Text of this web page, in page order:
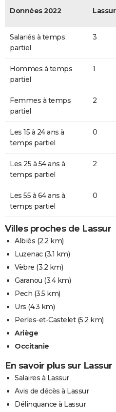
Données 2022 Lassur
Salariés à temps
partiel
3
Hommes à temps
partiel
1
Femmes à temps
partiel
2
Les 15 à 24 ans à
temps partiel
0
Les 25 à 54 ans à
temps partiel
2
Les 55 à 64 ans à
temps partiel
0
Villes proches de Lassur
Albiès (2.2 km)
Luzenac(3.1 km)
Vèbre (3.2 km)
Garanou (3.4 km)
Pech (3.5 km)
Urs (4.3 km)
Perles-et-Castelet(5.2 km)
Ariège
Occitanie
En savoir plus sur Lassur
Salaires à Lassur
Avis de décès à Lassur
Délinquance à Lassur